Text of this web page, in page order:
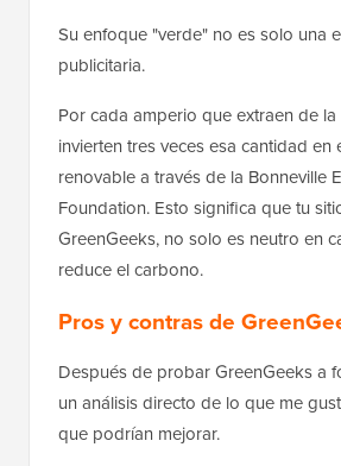
Su enfoque "verde" no es solo una
publicitaria.
Por cada amperio que extraen de
invierten tres veces esa cantidad en
renovable a través de la Bonneville
Foundation. Esto significa que tu
GreenGeeks, no solo es neutro en
reduce el carbono.
Pros y contras de
Después de probar GreenGeeks a
un análisis directo de lo que me
que podrían mejorar.